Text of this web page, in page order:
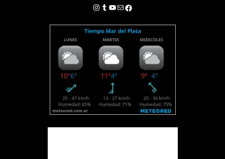
Instagram
Tumblr
YouTube
Correo electrónico
Facebook